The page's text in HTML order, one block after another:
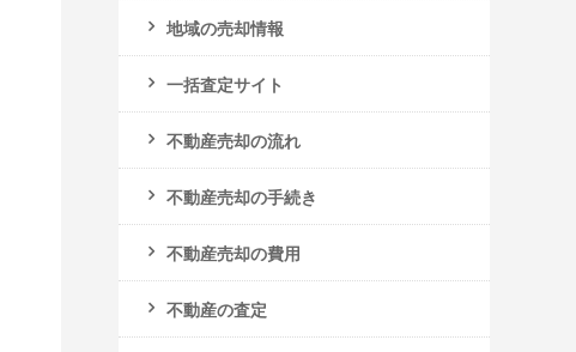
地域の売却情報
一括査定サイト
不動産売却の流れ
不動産売却の手続き
不動産売却の費用
不動産の査定